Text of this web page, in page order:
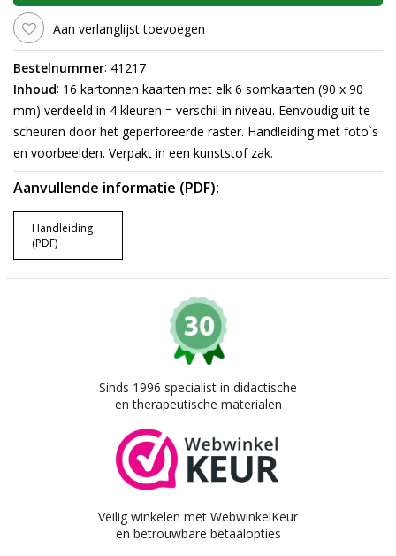
Aan verlanglijst toevoegen
Bestelnummer: 41217
Inhoud: 16 kartonnen kaarten met elk 6 somkaarten (90 x 90
mm) verdeeld in 4 kleuren = verschil in niveau. Eenvoudig uit te
scheuren door het geperforeerde raster. Handleiding met foto`s
en voorbeelden. Verpakt in een kunststof zak.
Aanvullende informatie (PDF):
Handleiding
(PDF)
Sinds 1996 specialist in didactische
en therapeutische materialen
Veilig winkelen met WebwinkelKeur
en betrouwbare betaalopties